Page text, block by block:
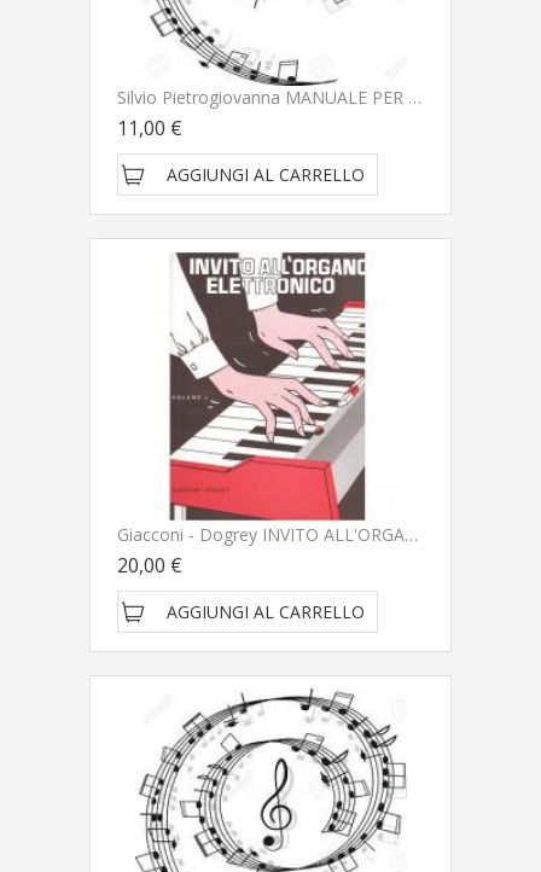
Silvio Pietrogiovanna MANUALE PER L'ORGANISTA LITURGICO - BÃ¨rben
11,00 €
AGGIUNGI AL CARRELLO
Giacconi - Dogrey INVITO ALL'ORGANO ELETTRONICO Volume I - BÃ¨rben
20,00 €
AGGIUNGI AL CARRELLO